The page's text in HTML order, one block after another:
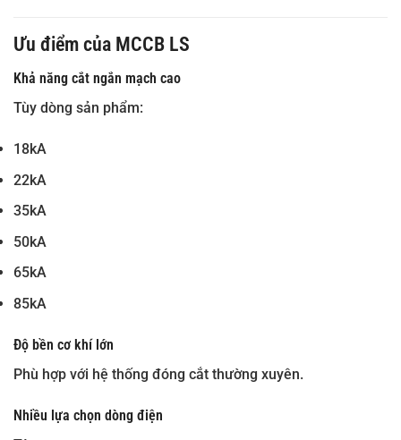
Ưu điểm của MCCB LS
Khả năng cắt ngắn mạch cao
Tùy dòng sản phẩm:
18kA
22kA
35kA
50kA
65kA
85kA
Độ bền cơ khí lớn
Phù hợp với hệ thống đóng cắt thường xuyên.
Nhiều lựa chọn dòng điện